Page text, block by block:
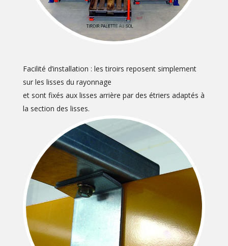
Facilité d’installation : les tiroirs reposent simplement
sur les lisses du rayonnage
et sont fixés aux lisses arrière par des étriers adaptés à
la section des lisses.